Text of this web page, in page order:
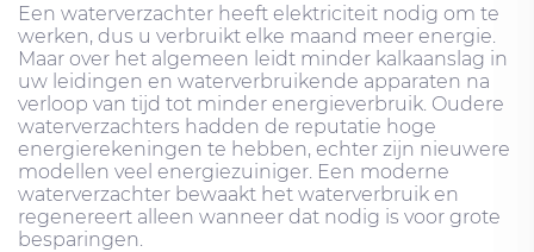
Een waterverzachter heeft elektriciteit nodig om te
werken, dus u verbruikt elke maand meer energie.
Maar over het algemeen leidt minder kalkaanslag in
uw leidingen en waterverbruikende apparaten na
verloop van tijd tot minder energieverbruik. Oudere
waterverzachters hadden de reputatie hoge
energierekeningen te hebben, echter zijn nieuwere
modellen veel energiezuiniger. Een moderne
waterverzachter bewaakt het waterverbruik en
regenereert alleen wanneer dat nodig is voor grote
besparingen.